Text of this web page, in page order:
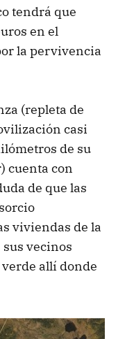
tendrá que
en el
la pervivencia
(repleta de
casi
de su
cuenta con
de que las
viviendas de la
vecinos
allí donde